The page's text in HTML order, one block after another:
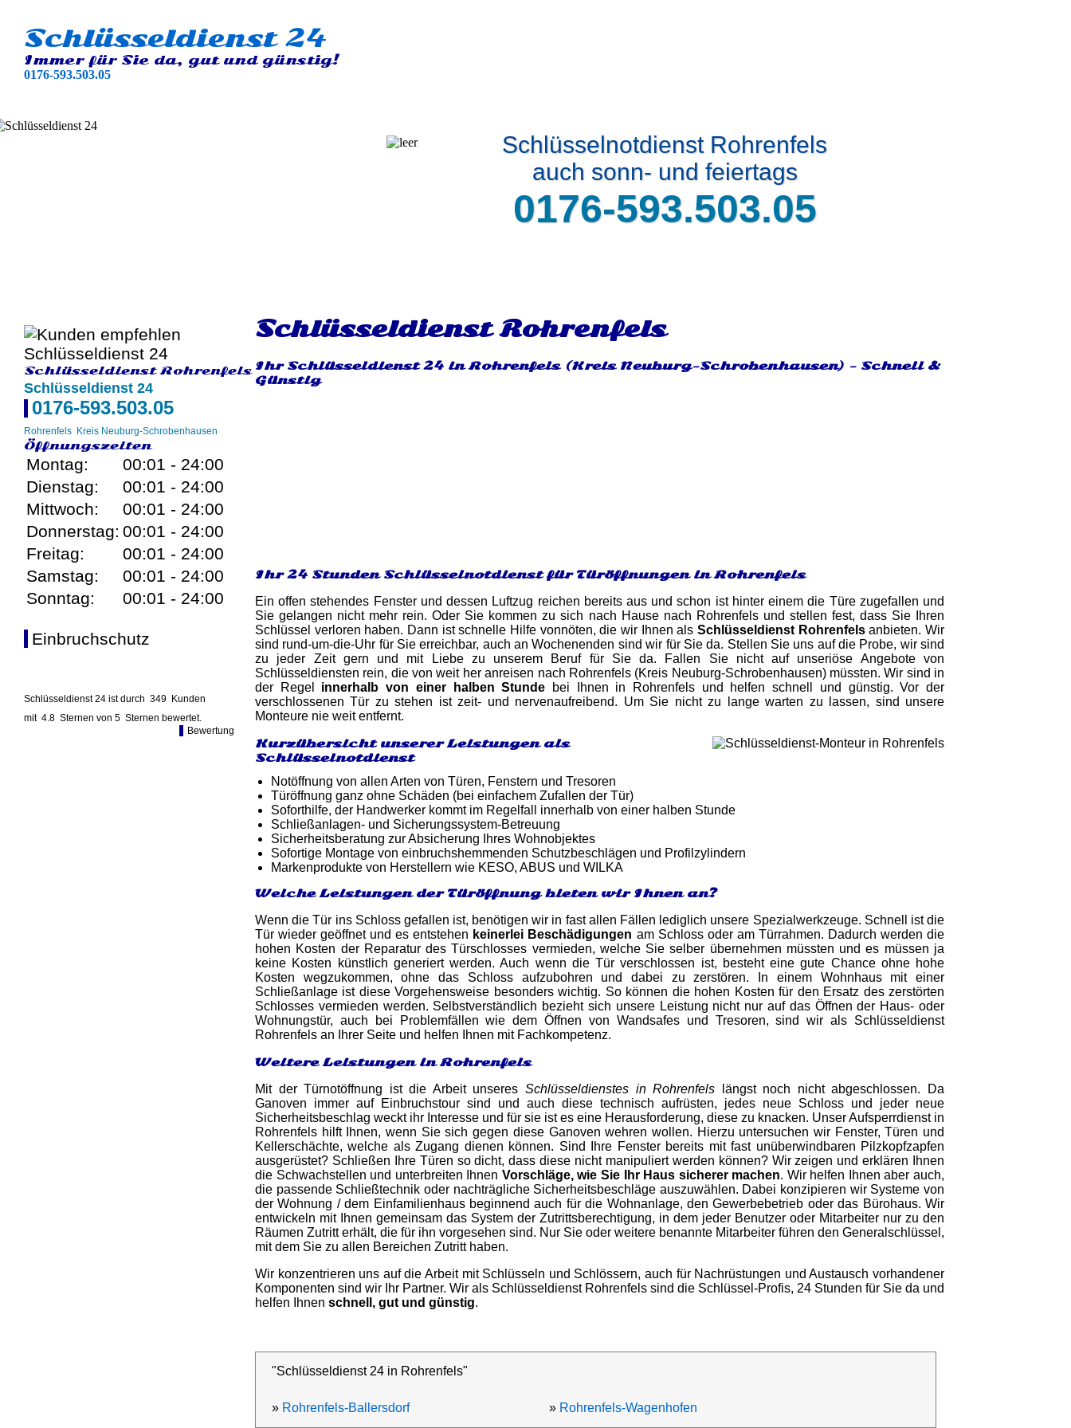
Schlüsseldienst 24
Immer für Sie da, gut und günstig!
0176-593.503.05
Schlüsselnotdienst Rohrenfels
auch sonn- und feiertags
0176-593.503.05
Schlüsseldienst Rohrenfels
Schlüsseldienst 24
0176-593.503.05
Rohrenfels Kreis Neuburg-Schrobenhausen
Öffnungszeiten
Montag:
00:01 - 24:00
Dienstag:
00:01 - 24:00
Mittwoch:
00:01 - 24:00
Donnerstag: 00:01 - 24:00
Freitag:
00:01 - 24:00
Samstag:
00:01 - 24:00
Sonntag:
00:01 - 24:00
Einbruchschutz
Schlüsseldienst 24 ist durch 349 Kunden
mit 4.8 Sternen von 5 Sternen bewertet.
Bewertung
Schlüsseldienst Rohrenfels
Ihr Schlüsseldienst 24 in Rohrenfels (Kreis Neuburg-Schrobenhausen) - Schnell &
Günstig
Ihr 24 Stunden Schlüsselnotdienst für Türöffnungen in Rohrenfels
Ein offen stehendes Fenster und dessen Luftzug reichen bereits aus und schon ist hinter einem die Türe zugefallen und
Sie gelangen nicht mehr rein. Oder Sie kommen zu sich nach Hause nach Rohrenfels und stellen fest, dass Sie Ihren
Schlüssel verloren haben. Dann ist schnelle Hilfe vonnöten, die wir Ihnen als Schlüsseldienst Rohrenfelsanbieten. Wir
sind rund-um-die-Uhr für Sie erreichbar, auch an Wochenenden sind wir für Sie da. Stellen Sie uns auf die Probe, wir sind
zu jeder Zeit gern und mit Liebe zu unserem Beruf für Sie da. Fallen Sie nicht auf unseriöse Angebote von
Schlüsseldiensten rein, die von weit her anreisen nach Rohrenfels (Kreis Neuburg-Schrobenhausen) müssten. Wir sind in
der Regel innerhalb von einer halben Stunde bei Ihnen in Rohrenfels und helfen schnell und günstig. Vor der
verschlossenen Tür zu stehen ist zeit- und nervenaufreibend. Um Sie nicht zu lange warten zu lassen, sind unsere
Monteure nie weit entfernt.
Kurzübersicht unserer Leistungen als
Schlüsselnotdienst
Notöffnung von allen Arten von Türen, Fenstern und Tresoren
Türöffnung ganz ohne Schäden (bei einfachem Zufallen der Tür)
Soforthilfe, der Handwerker kommt im Regelfall innerhalb von einer halben Stunde
Schließanlagen- und Sicherungssystem-Betreuung
Sicherheitsberatung zur Absicherung Ihres Wohnobjektes
Sofortige Montage von einbruchshemmenden Schutzbeschlägen und Profilzylindern
Markenprodukte von Herstellern wie KESO, ABUS und WILKA
Welche Leistungen der Türöffnung bieten wir Ihnen an?
Wenn die Tür ins Schloss gefallen ist, benötigen wir in fast allen Fällen lediglich unsere Spezialwerkzeuge. Schnell ist die
Tür wieder geöffnet und es entstehen keinerlei Beschädigungen am Schloss oder am Türrahmen. Dadurch werden die
hohen Kosten der Reparatur des Türschlosses vermieden, welche Sie selber übernehmen müssten und es müssen ja
keine Kosten künstlich generiert werden. Auch wenn die Tür verschlossen ist, besteht eine gute Chance ohne hohe
Kosten wegzukommen, ohne das Schloss aufzubohren und dabei zu zerstören. In einem Wohnhaus mit einer
Schließanlage ist diese Vorgehensweise besonders wichtig. So können die hohen Kosten für den Ersatz des zerstörten
Schlosses vermieden werden. Selbstverständlich bezieht sich unsere Leistung nicht nur auf das Öffnen der Haus- oder
Wohnungstür, auch bei Problemfällen wie dem Öffnen von Wandsafes und Tresoren, sind wir als Schlüsseldienst
Rohrenfels an Ihrer Seite und helfen Ihnen mit Fachkompetenz.
Weitere Leistungen in Rohrenfels
Mit der Türnotöffnung ist die Arbeit unseres Schlüsseldienstes in Rohrenfels längst noch nicht abgeschlossen. Da
Ganoven immer auf Einbruchstour sind und auch diese technisch aufrüsten, jedes neue Schloss und jeder neue
Sicherheitsbeschlag weckt ihr Interesse und für sie ist es eine Herausforderung, diese zu knacken. Unser Aufsperrdienst in
Rohrenfels hilft Ihnen, wenn Sie sich gegen diese Ganoven wehren wollen. Hierzu untersuchen wir Fenster, Türen und
Kellerschächte, welche als Zugang dienen können. Sind Ihre Fenster bereits mit fast unüberwindbaren Pilzkopfzapfen
ausgerüstet? Schließen Ihre Türen so dicht, dass diese nicht manipuliert werden können? Wir zeigen und erklären Ihnen
die Schwachstellen und unterbreiten Ihnen Vorschläge, wie Sie Ihr Haus sicherer machen. Wir helfen Ihnen aber auch,
die passende Schließtechnik oder nachträgliche Sicherheitsbeschläge auszuwählen. Dabei konzipieren wir Systeme von
der Wohnung / dem Einfamilienhaus beginnend auch für die Wohnanlage, den Gewerbebetrieb oder das Bürohaus. Wir
entwickeln mit Ihnen gemeinsam das System der Zutrittsberechtigung, in dem jeder Benutzer oder Mitarbeiter nur zu den
Räumen Zutritt erhält, die für ihn vorgesehen sind. Nur Sie oder weitere benannte Mitarbeiter führen den Generalschlüssel,
mit dem Sie zu allen Bereichen Zutritt haben.
Wir konzentrieren uns auf die Arbeit mit Schlüsseln und Schlössern, auch für Nachrüstungen und Austausch vorhandener
Komponenten sind wir Ihr Partner. Wir als Schlüsseldienst Rohrenfels sind die Schlüssel-Profis, 24 Stunden für Sie da und
helfen Ihnen schnell, gut und günstig.
"Schlüsseldienst 24 in Rohrenfels"
» Rohrenfels-Ballersdorf » Rohrenfels-Wagenhofen